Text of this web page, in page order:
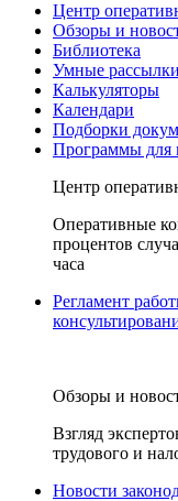
Центр
Обзоры и
Библиотека
Умные рассылки
Калькуляторы
Календари
Подборки
Программы для
Центр
Оперативные
процентов
часа
Регламент
Обзоры и
Взгляд
трудового и
Новости